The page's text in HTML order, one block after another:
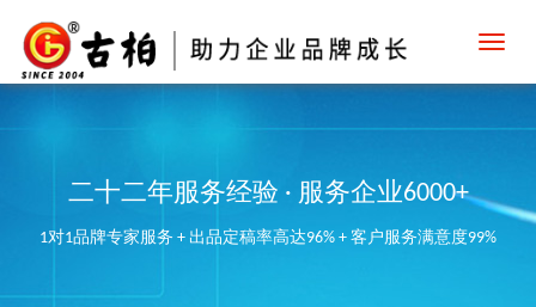
二十二年服务经验 · 服务企业6000+
1对1品牌专家服务 + 出品定稿率高达96% + 客户服务满意度99%